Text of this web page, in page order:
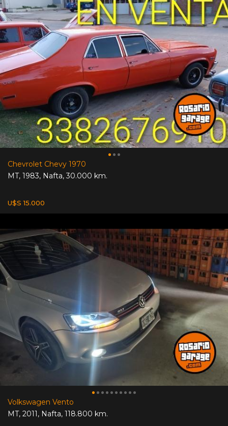
Chevrolet Chevy 1970
MT, 1983, Nafta,30.000 km.
U$S 15.000
Volkswagen Vento
MT, 2011, Nafta, 118.800 km.